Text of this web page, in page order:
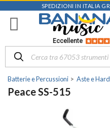
SPEDIZIONI IN ITALIA
Eccellente
Batterie e Percussioni Aste e
Peace SS-515